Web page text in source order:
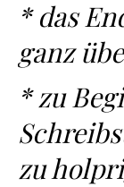
* das
ganz
* zu
zu